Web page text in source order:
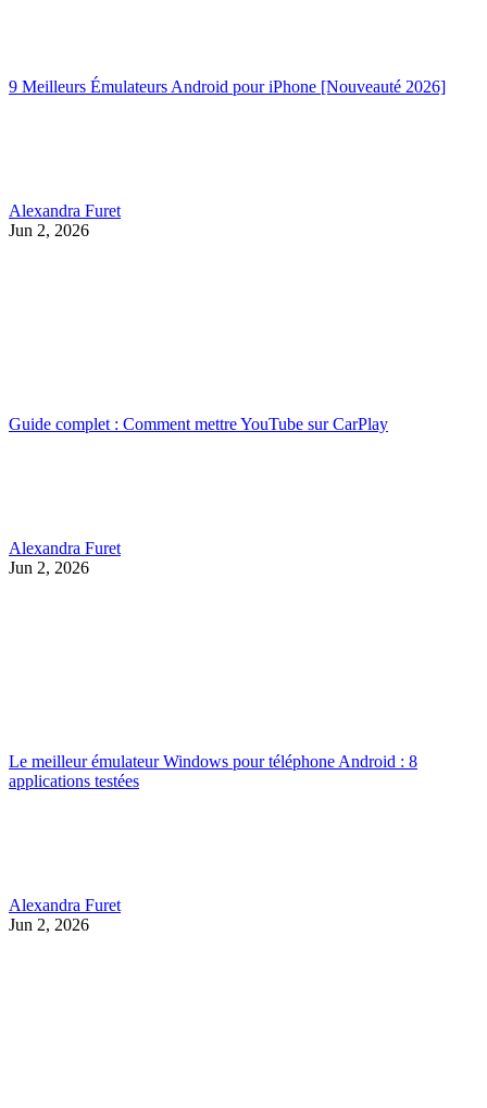
9 Meilleurs Émulateurs Android pour iPhone [Nouveauté 2026]
Alexandra Furet
Jun 2, 2026
Guide complet : Comment mettre YouTube sur CarPlay
Alexandra Furet
Jun 2, 2026
Le meilleur émulateur Windows pour téléphone Android : 8
applications testées
Alexandra Furet
Jun 2, 2026